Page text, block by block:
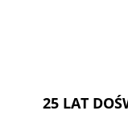
25 LAT